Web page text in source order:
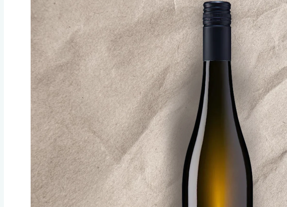
ALKOHOLITTOMAT STILL-VIINIT
Alkoholittomat VALKOVIINIT
Alkoholittomat PUNAVIINIT
Alkoholittomat ROSÉVIINIT
ALKOHOLITTOMAT KUOHUVIINIT
Alkoholittomat VALKOISET KUOHUVIINIT
Alkoholittomat ROSEEKUOHUVIINIT
Alkoholittomat PUNAISET KUOHUVIINIT
KUOHUVAT TEET